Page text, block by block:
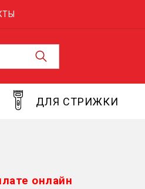
ДЛЯ СТРИЖКИ
онлайн